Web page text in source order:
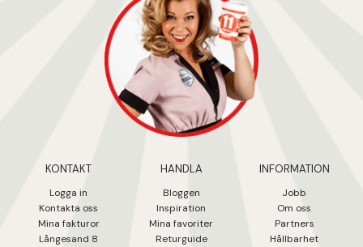
KONTAKT
Logga in
Kontakta oss
Mina fakturor
Långesand 8
HANDLA
Bloggen
Inspiration
Mina favoriter
Returguide
INFORMATION
Jobb
Om oss
Partners
Hållbarhet